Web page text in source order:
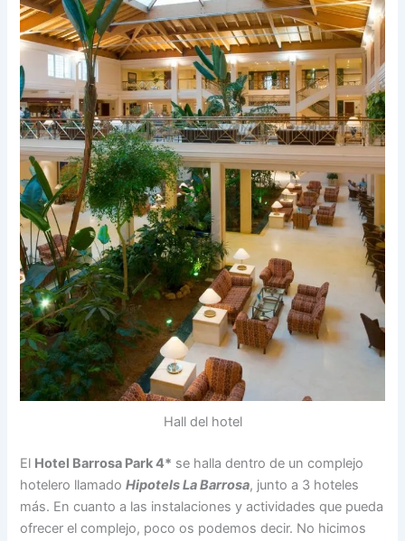
Hall del hotel
El Hotel Barrosa Park 4* se halla dentro de un complejo
hotelero llamadoHipotels La Barrosa, junto a 3 hoteles
más. En cuanto a las instalaciones y actividades que pueda
ofrecer el complejo, poco os podemos decir. No hicimos